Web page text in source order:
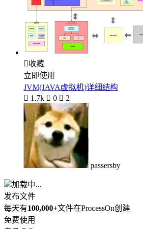
收藏
立即使用
JVM(JAVA虚拟机)详细结构
 1.7k  0  2
passersby
加载中...
发布文件
每天有100,000+文件在ProcessOn创建
免费使用